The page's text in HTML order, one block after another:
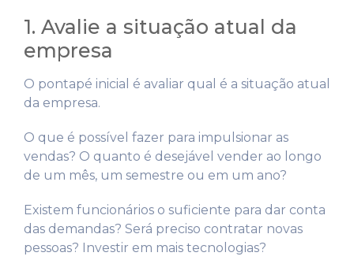
1. Avalie a situação atual da
empresa
O pontapé inicial é avaliar qual é a situação atual
da empresa.
O que é possível fazer para impulsionar as
vendas? O quanto é desejável vender ao longo
de um mês, um semestre ou em um ano?
Existem funcionários o suficiente para dar conta
das demandas? Será preciso contratar novas
pessoas? Investir em mais tecnologias?